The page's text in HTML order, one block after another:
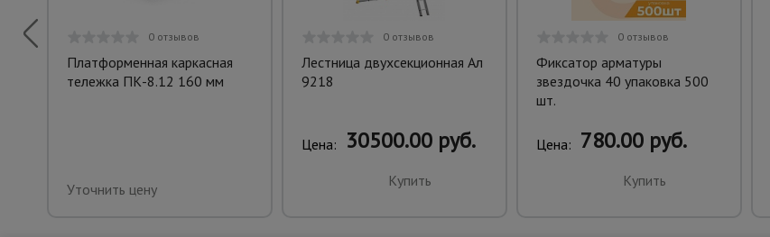
0 отзывов
Платформенная каркасная
тележка ПК-8.12 160 мм
Уточнить цену
0 отзывов
Лестница двухсекционная Ал
9218
Цена: 30500.00 руб.
Купить
0 отзывов
Фиксатор арматуры
звездочка 40 упаковка 500
шт.
Цена: 780.00 руб.
Купить